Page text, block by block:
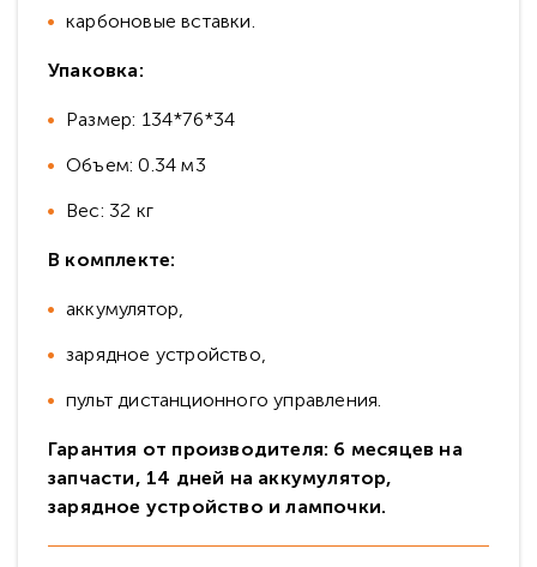
карбоновые вставки.
Упаковка:
Размер: 134*76*34
Объем: 0.34 м3
Вес: 32 кг
В комплекте:
аккумулятор,
зарядное устройство,
пульт дистанционного управления.
Гарантия от производителя: 6 месяцев на
запчасти, 14 дней на аккумулятор,
зарядное устройство и лампочки.